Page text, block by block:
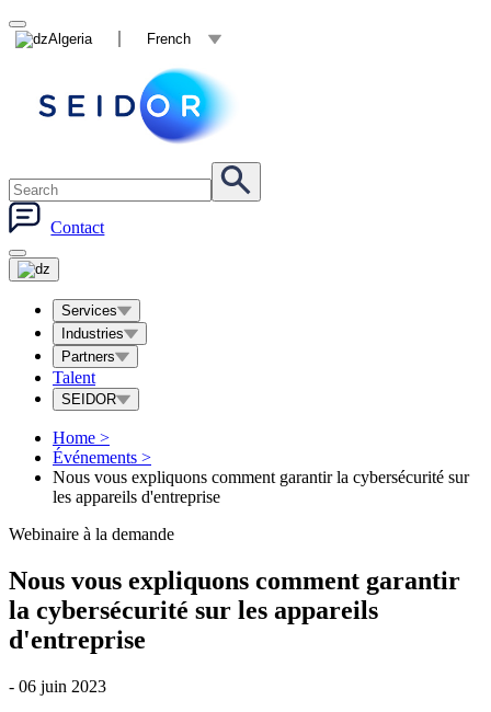
Algeria French
Contact
Services
Industries
Partners
Talent
SEIDOR
Home >
Événements >
Nous vous expliquons comment garantir la cybersécurité sur
les appareils d'entreprise
Webinaire à la demande
Nous vous expliquons comment garantir
la cybersécurité sur les appareils
d'entreprise
- 06 juin 2023